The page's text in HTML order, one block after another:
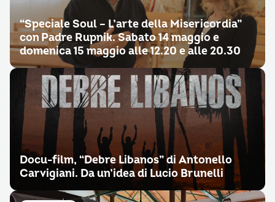
“Speciale Soul – L’arte della Misericordia”
con Padre Rupnik. Sabato 14 maggio e
domenica 15 maggio alle 12.20 e alle 20.30
Docu-film, “Debre Libanos” di Antonello
Carvigiani. Da un’idea di Lucio Brunelli